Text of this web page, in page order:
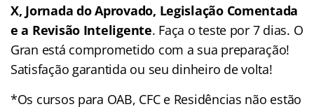
X, Jornada do Aprovado, Legislação Comentada
e a Revisão Inteligente. Faça o teste por 7 dias. O
Gran está comprometido com a sua preparação!
Satisfação garantida ou seu dinheiro de volta!
*Os cursos para OAB, CFC e Residências não estão